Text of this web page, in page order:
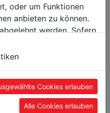
oder um Funktionen
anbieten zu können.
werden. Sofern
Cookies erlauben
Alle Cookies erlauben